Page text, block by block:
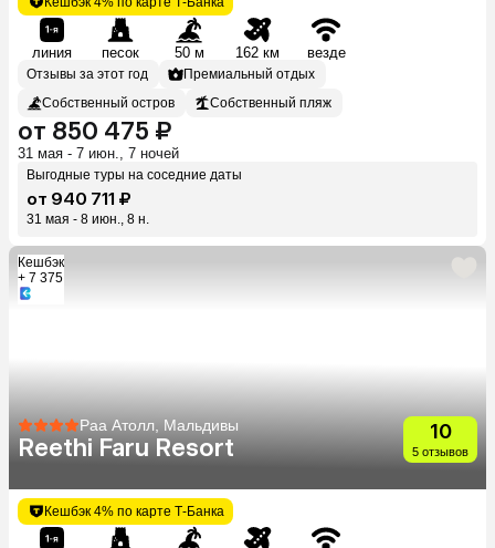
линия песок 50 м 162 км везде
Отзывы за этот год
Премиальный отдых
Собственный остров
Собственный пляж
от 850 475 ₽
31 мая - 7 июн., 7 ночей
Выгодные туры на соседние даты
от 940 711 ₽
31 мая - 8 июн., 8 н.
Кешбэк
+ 7 375
Раа Атолл, Мальдивы
Reethi Faru Resort
10
5 отзывов
Кешбэк 4% по карте Т-Банка